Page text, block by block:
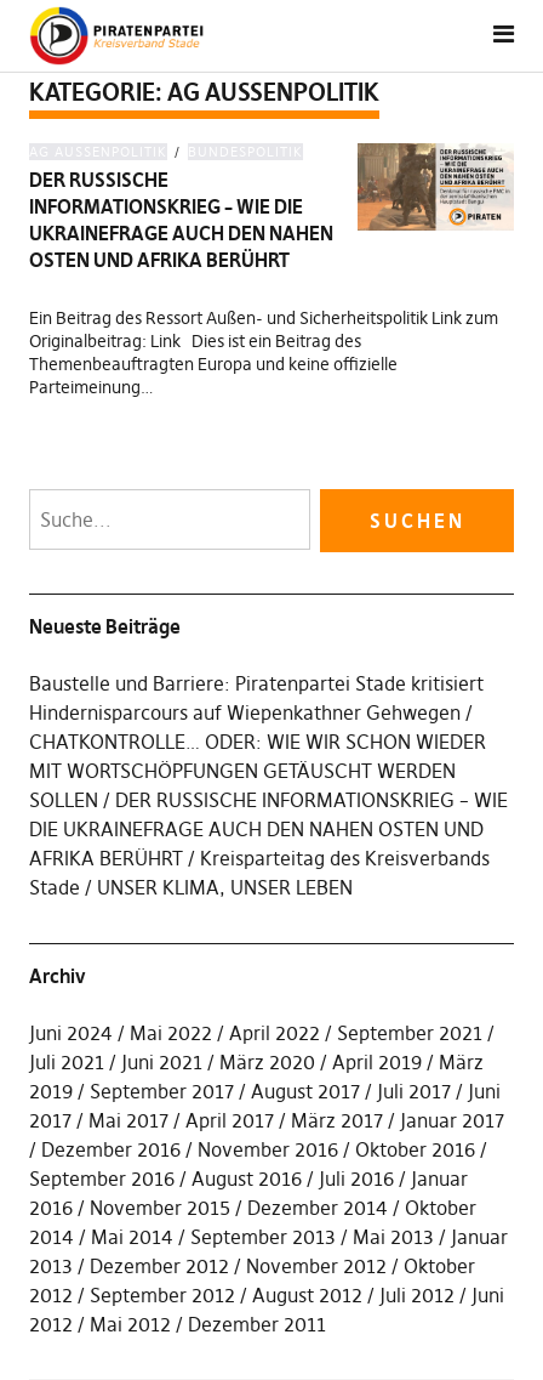
KATEGORIE: AG AUSSENPOLITIK
AG AUSSENPOLITIK BUNDESPOLITIK
DER RUSSISCHE
INFORMATIONSKRIEG – WIE DIE
UKRAINEFRAGE AUCH DEN NAHEN
OSTEN UND AFRIKA BERÜHRT
Ein Beitrag des Ressort Außen- und Sicherheitspolitik Link zum
Originalbeitrag: Link Dies ist ein Beitrag des
Themenbeauftragten Europa und keine offizielle
Parteimeinung…
Neueste Beiträge
Baustelle und Barriere: Piratenpartei Stade kritisiert
Hindernisparcours auf Wiepenkathner Gehwegen
CHATKONTROLLE… ODER: WIE WIR SCHON WIEDER
MIT WORTSCHÖPFUNGEN GETÄUSCHT WERDEN
SOLLEN
DER RUSSISCHE INFORMATIONSKRIEG – WIE
DIE UKRAINEFRAGE AUCH DEN NAHEN OSTEN UND
AFRIKA BERÜHRT
Kreisparteitag des Kreisverbands
Stade
UNSER KLIMA, UNSER LEBEN
Archiv
Juni 2024 Mai 2022 April 2022
September 2021
Juli 2021
Juni 2021 März 2020 April 2019
März
2019
September 2017 August 2017 Juli 2017
Juni
2017
Mai 2017 April 2017 März 2017
Januar 2017
Dezember 2016
November 2016
Oktober 2016
September 2016
August 2016 Juli 2016
Januar
2016
November 2015 Dezember 2014
Oktober
2014
Mai 2014 September 2013 Mai 2013
Januar
2013
Dezember 2012 November 2012
Oktober
2012
September 2012 August 2012 Juli 2012
Juni
2012
Mai 2012 Dezember 2011